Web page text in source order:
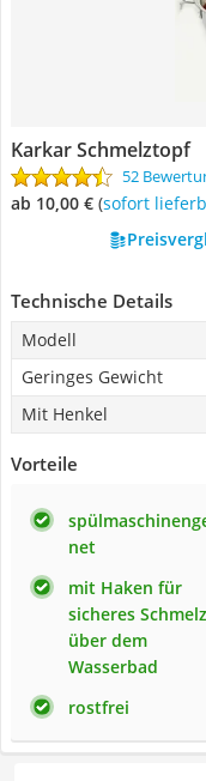
Karkar Schmelztopf
52
ab 10,00 € ( Sofort
Technische Details
Modell
Geringes Gewicht
Mit Henkel
Vorteile
net
mit Haken für
sicheres
über dem
Wasserbad
rostfrei